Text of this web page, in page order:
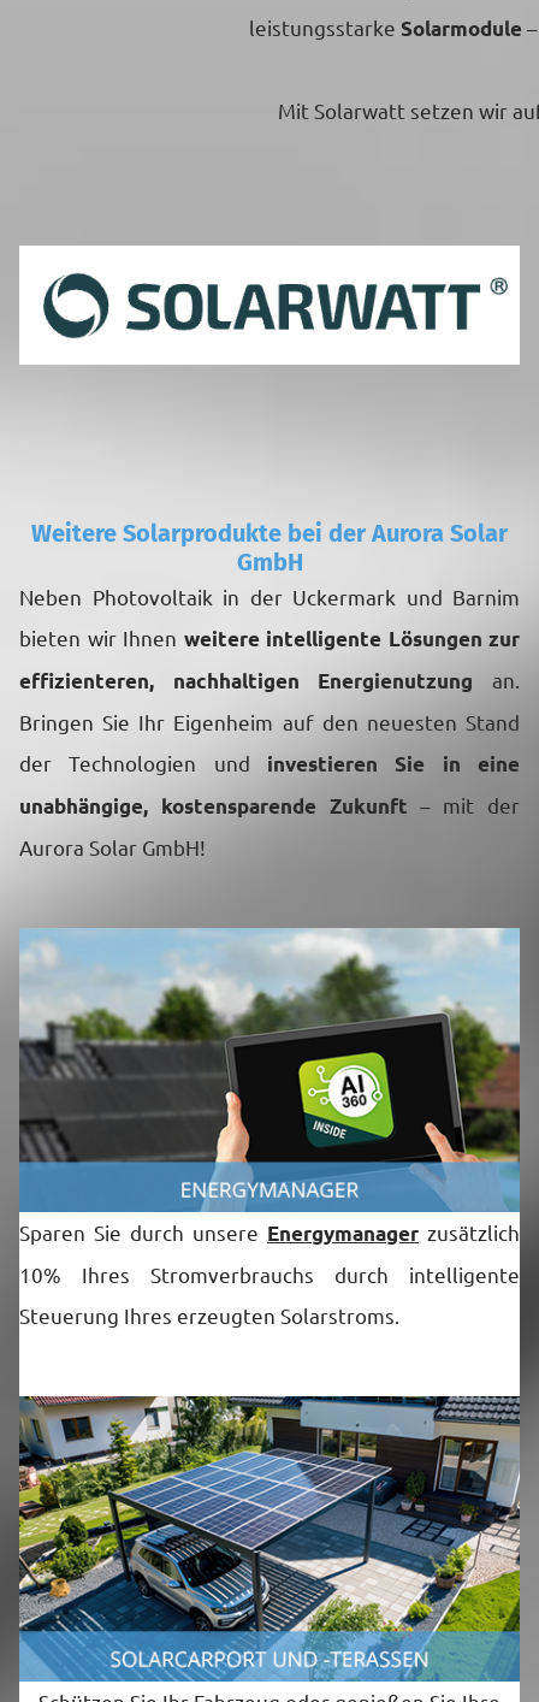
leistungsstarke Solarmodule
Mit Solarwatt setzen wir
Weitere Solarprodukte bei der Aurora Solar
GmbH
Neben Photovoltaik in der Uckermark und Barnim
bieten wir Ihnen weitere intelligente Lösungen zur
effizienteren, nachhaltigen Energienutzung an.
Bringen Sie Ihr Eigenheim auf den neuesten Stand
der Technologien und investieren Sie in eine
unabhängige, kostensparende Zukunft – mit der
Aurora Solar GmbH!
Sparen Sie durch unsere Energymanager zusätzlich
10% Ihres Stromverbrauchs durch intelligente
Steuerung Ihres erzeugten Solarstroms.